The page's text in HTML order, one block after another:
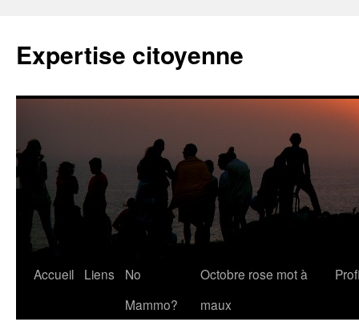
Expertise citoyenne
Accueil Liens
No
Mammo?
Octobre rose mot à
maux